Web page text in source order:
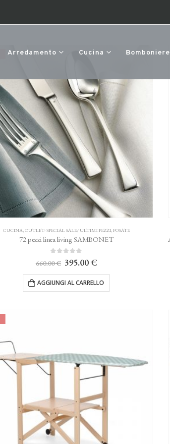
Arredamento Cucina Bomboniere
CUCINA,OUTLET- SPECIAL SALE/ ULTIMI PEZZI,POSATE
72 pezzi linea living SAMBONET
Su 5
660.00€ Il
originale
era:
395.00€Il
attuale
è:
AGGIUNGI AL CARRELLO